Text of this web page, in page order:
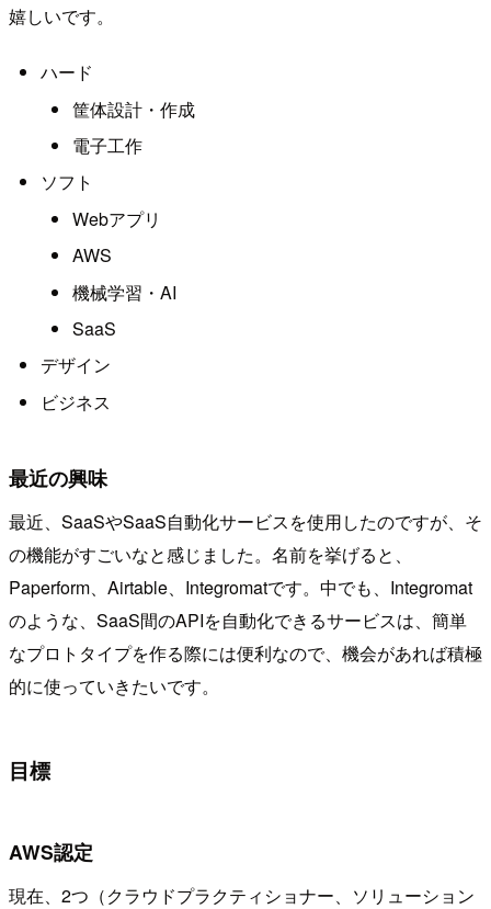
嬉しいです。
ハード
筐体設計・作成
電子工作
ソフト
Webアプリ
AWS
機械学習・AI
SaaS
デザイン
ビジネス
最近の興味
最近、SaaSやSaaS自動化サービスを使用したのですが、そ
の機能がすごいなと感じました。名前を挙げると、
Paperform、Airtable、Integromatです。中でも、Integromat
のような、SaaS間のAPIを自動化できるサービスは、簡単
なプロトタイプを作る際には便利なので、機会があれば積極
的に使っていきたいです。
目標
AWS認定
現在、2つ（クラウドプラクティショナー、ソリューション